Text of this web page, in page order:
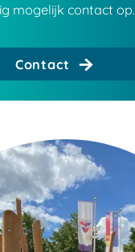
mogelijk contact op.
Contact